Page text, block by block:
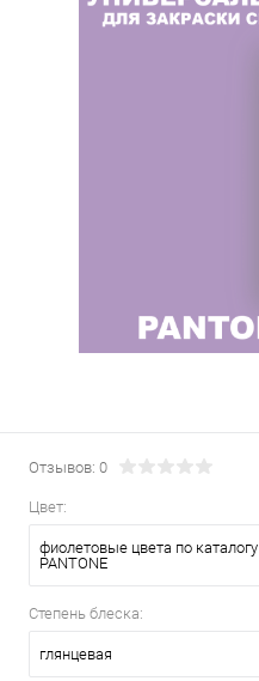
Отзывов: 0
Цвет:
фиолетовые цвета по каталогу
PANTONE
Степень блеска:
глянцевая